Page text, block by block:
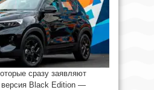
сразу заявляют
версия Black Edition —